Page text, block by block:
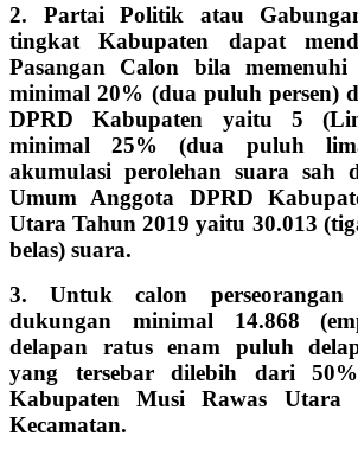
2. Partai Politik atau
tingkat Kabupaten dapat
Pasangan Calon bila
minimal 20% (dua puluh persen)
DPRD Kabupaten yaitu 5
minimal 25% (dua puluh
akumulasi perolehan suara sah
Umum Anggota DPRD
Utara Tahun 2019 yaitu 30.013
belas) suara.
3. Untuk calon perseorangan
dukungan minimal 14.868
delapan ratus enam puluh
yang tersebar dilebih dari
Kabupaten Musi Rawas Utara
Kecamatan.